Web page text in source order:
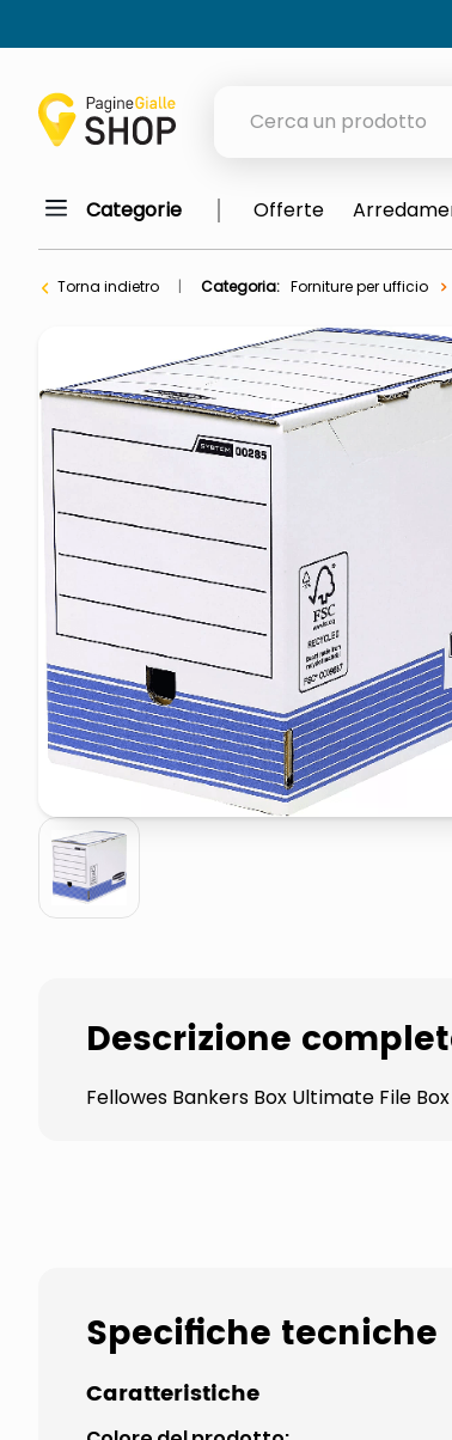
orologio parete
porta tv
elenco
ombrelloni
italia independent
lucidatrice pavimenti
pattumiera raccolta
asciuga capelli spazzola
Categorie Offerte
Torna indietro Categoria: Forniture per ufficio
Descrizione
Fellowes Bankers Box Ultimate File
Specifiche tecniche
Caratteristiche